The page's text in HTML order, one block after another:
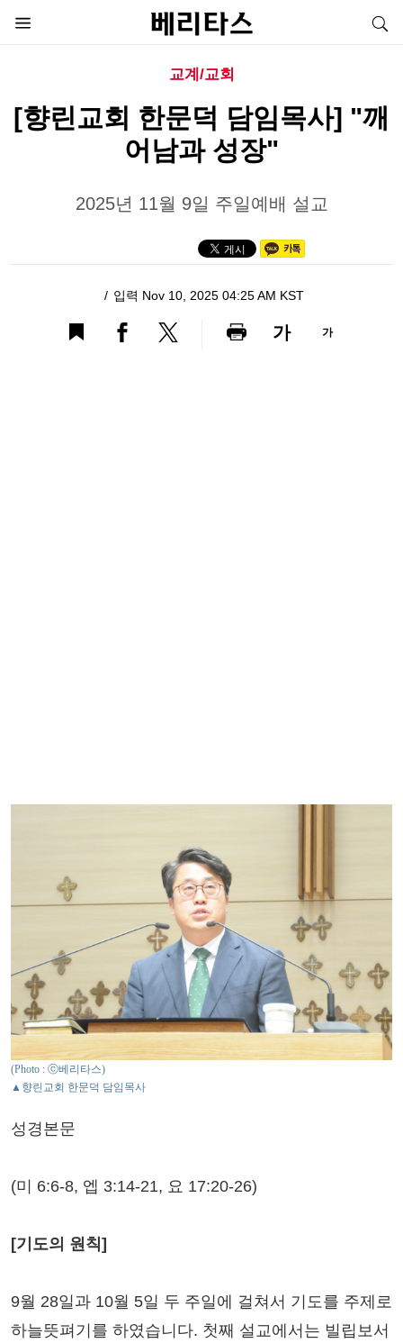
교계/교회
[향린교회 한문덕 담임목사] "깨
어남과 성장"
2025년 11월 9일 주일예배 설교
입력 Nov 10, 2025 04:25 AM KST
가 가
(Photo : ⓒ베리타스)
▲향린교회 한문덕 담임목사
성경본문
(미 6:6-8, 엡 3:14-21, 요 17:20-26)
[기도의 원칙]
9월 28일과 10월 5일 두 주일에 걸쳐서 기도를 주제로
하늘뜻펴기를 하였습니다. 첫째 설교에서는 빌립보서